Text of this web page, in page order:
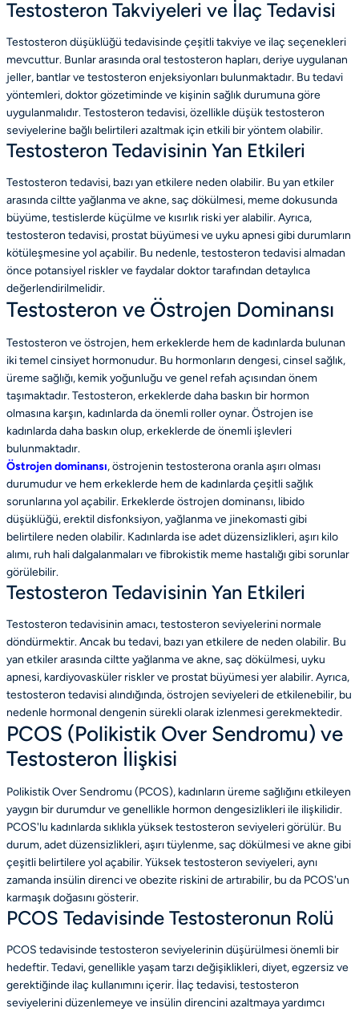
Testosteron Takviyeleri ve İlaç Tedavisi
Testosteron düşüklüğü tedavisinde çeşitli takviye ve ilaç seçenekleri
mevcuttur. Bunlar arasında oral testosteron hapları, deriye uygulanan
jeller, bantlar ve testosteron enjeksiyonları bulunmaktadır. Bu tedavi
yöntemleri, doktor gözetiminde ve kişinin sağlık durumuna göre
uygulanmalıdır. Testosteron tedavisi, özellikle düşük testosteron
seviyelerine bağlı belirtileri azaltmak için etkili bir yöntem olabilir.
Testosteron Tedavisinin Yan Etkileri
Testosteron tedavisi, bazı yan etkilere neden olabilir. Bu yan etkiler
arasında ciltte yağlanma ve akne, saç dökülmesi, meme dokusunda
büyüme, testislerde küçülme ve kısırlık riski yer alabilir. Ayrıca,
testosteron tedavisi, prostat büyümesi ve uyku apnesi gibi durumların
kötüleşmesine yol açabilir. Bu nedenle, testosteron tedavisi almadan
önce potansiyel riskler ve faydalar doktor tarafından detaylıca
değerlendirilmelidir.
Testosteron ve Östrojen Dominansı
Testosteron ve östrojen, hem erkeklerde hem de kadınlarda bulunan
iki temel cinsiyet hormonudur. Bu hormonların dengesi, cinsel sağlık,
üreme sağlığı, kemik yoğunluğu ve genel refah açısından önem
taşımaktadır. Testosteron, erkeklerde daha baskın bir hormon
olmasına karşın, kadınlarda da önemli roller oynar. Östrojen ise
kadınlarda daha baskın olup, erkeklerde de önemli işlevleri
bulunmaktadır.
Östrojen dominansı, östrojenin testosterona oranla aşırı olması
durumudur ve hem erkeklerde hem de kadınlarda çeşitli sağlık
sorunlarına yol açabilir. Erkeklerde östrojen dominansı, libido
düşüklüğü, erektil disfonksiyon, yağlanma ve jinekomasti gibi
belirtilere neden olabilir. Kadınlarda ise adet düzensizlikleri, aşırı kilo
alımı, ruh hali dalgalanmaları ve fibrokistik meme hastalığı gibi sorunlar
görülebilir.
Testosteron Tedavisinin Yan Etkileri
Testosteron tedavisinin amacı, testosteron seviyelerini normale
döndürmektir. Ancak bu tedavi, bazı yan etkilere de neden olabilir. Bu
yan etkiler arasında ciltte yağlanma ve akne, saç dökülmesi, uyku
apnesi, kardiyovasküler riskler ve prostat büyümesi yer alabilir. Ayrıca,
testosteron tedavisi alındığında, östrojen seviyeleri de etkilenebilir, bu
nedenle hormonal dengenin sürekli olarak izlenmesi gerekmektedir.
PCOS (Polikistik Over Sendromu) ve
Testosteron İlişkisi
Polikistik Over Sendromu (PCOS), kadınların üreme sağlığını etkileyen
yaygın bir durumdur ve genellikle hormon dengesizlikleri ile ilişkilidir.
PCOS'lu kadınlarda sıklıkla yüksek testosteron seviyeleri görülür. Bu
durum, adet düzensizlikleri, aşırı tüylenme, saç dökülmesi ve akne gibi
çeşitli belirtilere yol açabilir. Yüksek testosteron seviyeleri, aynı
zamanda insülin direnci ve obezite riskini de artırabilir, bu da PCOS'un
karmaşık doğasını gösterir.
PCOS Tedavisinde Testosteronun Rolü
PCOS tedavisinde testosteron seviyelerinin düşürülmesi önemli bir
hedeftir. Tedavi, genellikle yaşam tarzı değişiklikleri, diyet, egzersiz ve
gerektiğinde ilaç kullanımını içerir. İlaç tedavisi, testosteron
seviyelerini düzenlemeye ve insülin direncini azaltmaya yardımcı